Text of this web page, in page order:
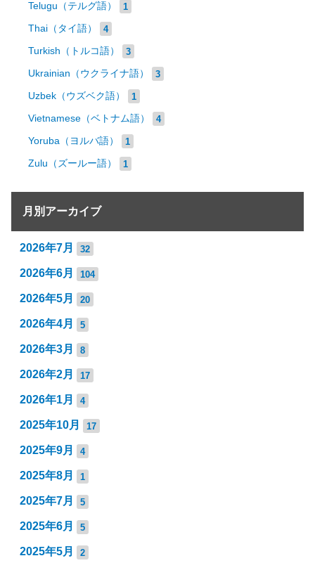
Telugu（テルグ語） 1
Thai（タイ語） 4
Turkish（トルコ語） 3
Ukrainian（ウクライナ語） 3
Uzbek（ウズベク語） 1
Vietnamese（ベトナム語） 4
Yoruba（ヨルバ語） 1
Zulu（ズールー語） 1
月別アーカイブ
2026年7月 32
2026年6月 104
2026年5月 20
2026年4月 5
2026年3月 8
2026年2月 17
2026年1月 4
2025年10月 17
2025年9月 4
2025年8月 1
2025年7月 5
2025年6月 5
2025年5月 2